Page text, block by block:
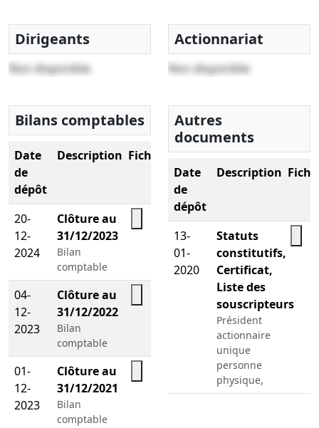
Dirigeants
Non disponible
Actionnariat
Non disponible
Bilans comptables
Date
de
dépôt
Description Fichier
20-
12-
2024
Clôture au
31/12/2023
Bilan
comptable
04-
12-
2023
Clôture au
31/12/2022
Bilan
comptable
01-
12-
2023
Clôture au
31/12/2021
Bilan
comptable
Autres
documents
Date
de
dépôt
Description
13-
01-
2020
Statuts
constitutifs,
Certificat,
Liste des
souscripteurs
Président
actionnaire
unique
personne
physique,